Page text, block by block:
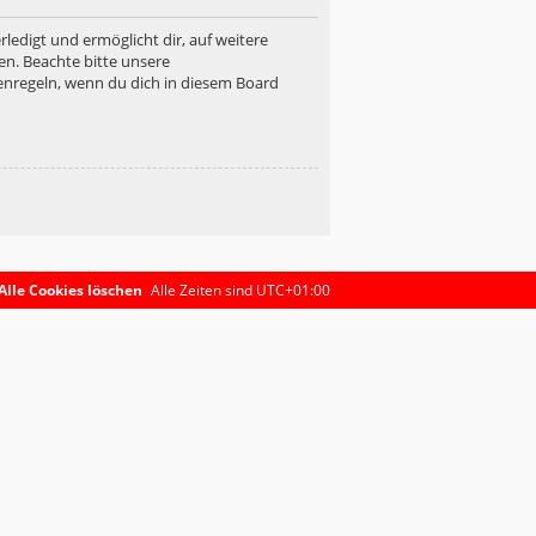
und ermöglicht dir, auf weitere
Beachte bitte unsere
wenn du dich in diesem Board
Alle Zeiten sind UTC+01:00
Cookies löschen